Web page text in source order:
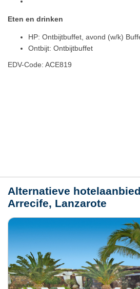
Eten en drinken
HP: Ontbijtbuffet, avond (w/k)
Ontbijt: Ontbijtbuffet
EDV-Code: ACE819
Alternatieve
Arrecife, Lanzarote